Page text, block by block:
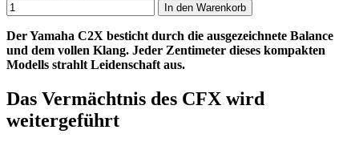
In den Warenkorb
Der Yamaha C2X besticht durch die ausgezeichnete Balance
und dem vollen Klang. Jeder Zentimeter dieses kompakten
Modells strahlt Leidenschaft aus.
Das Vermächtnis des CFX wird
weitergeführt